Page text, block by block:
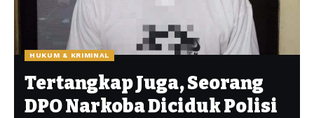
HUKUM & KRIMINAL
Tertangkap Juga, Seorang
DPO Narkoba Diciduk Polisi